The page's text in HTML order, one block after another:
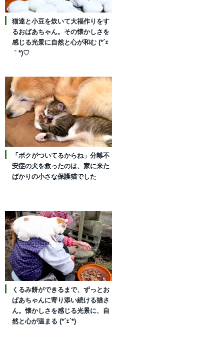
猫達と小豆を炊いて大福作りをす
るおばあちゃん。その懐かしさを
感じる光景に自然と心が和む (*´ｪ
｀*)♡
「ボクがついてるからね」分離不
安症の犬を救ったのは、家に来た
ばかりの小さな保護猫でした
くるみ餅ができるまで、ずっとお
ばあちゃんに寄り添い続ける猫さ
ん。懐かしさを感じる光景に、自
然と心が温まる (*´ｪ`*)